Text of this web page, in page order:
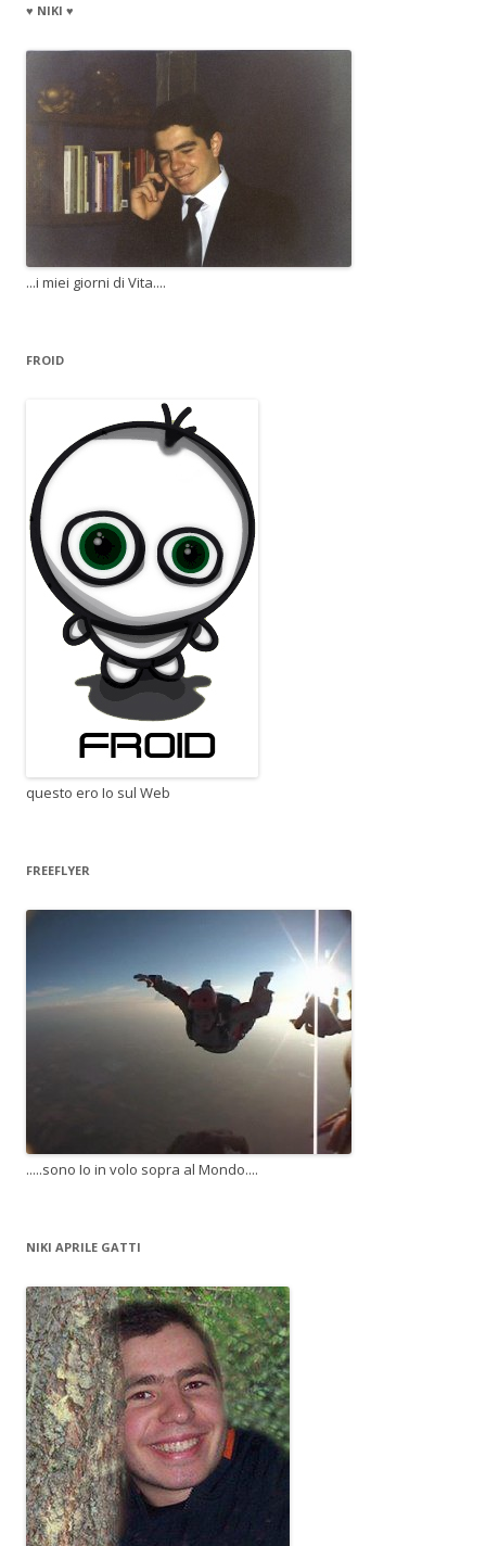
♥ NIKI ♥
...i miei giorni di Vita....
FROID
questo ero Io sul Web
FREEFLYER
.....sono Io in volo sopra al Mondo....
NIKI APRILE GATTI